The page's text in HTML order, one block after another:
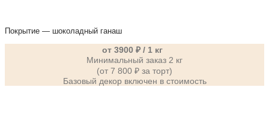
Покрытие — шоколадный ганаш
от 3900 ₽ / 1 кг
Минимальный заказ 2 кг
(от 7 800 ₽ за торт)
Базовый декор включен в стоимость